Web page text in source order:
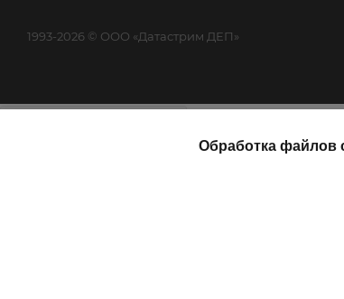
1993-2026 © ООО «Датастрим ДЕП»